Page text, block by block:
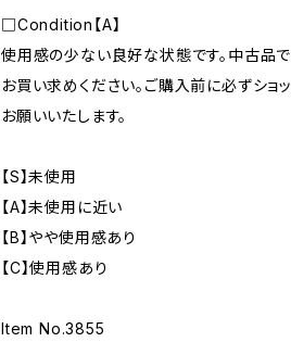
□Condition【A】
使用感の少ない良好な状態です。中古品
お買い求めください。ご購入前に必ずショ
お願いいたします。
【S】未使用
【A】未使用に近い
【B】やや使用感あり
【C】使用感あり
Item No.3855